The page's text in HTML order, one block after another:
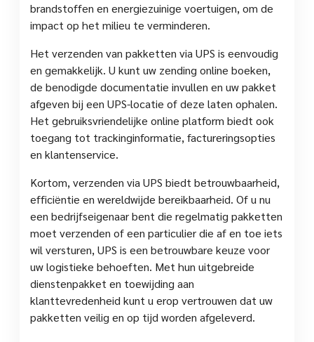
brandstoffen en energiezuinige voertuigen, om de
impact op het milieu te verminderen.
Het verzenden van pakketten via UPS is eenvoudig
en gemakkelijk. U kunt uw zending online boeken,
de benodigde documentatie invullen en uw pakket
afgeven bij een UPS-locatie of deze laten ophalen.
Het gebruiksvriendelijke online platform biedt ook
toegang tot trackinginformatie, factureringsopties
en klantenservice.
Kortom, verzenden via UPS biedt betrouwbaarheid,
efficiëntie en wereldwijde bereikbaarheid. Of u nu
een bedrijfseigenaar bent die regelmatig pakketten
moet verzenden of een particulier die af en toe iets
wil versturen, UPS is een betrouwbare keuze voor
uw logistieke behoeften. Met hun uitgebreide
dienstenpakket en toewijding aan
klanttevredenheid kunt u erop vertrouwen dat uw
pakketten veilig en op tijd worden afgeleverd.